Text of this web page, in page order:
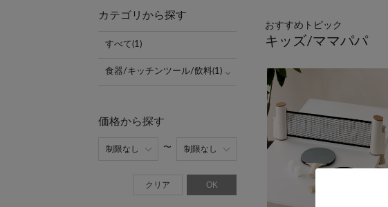
おすすめトピック
キッズ/ママパパ
カテゴリから探す
すべて(1)
食器/キッチンツール/飲料(1)
価格から探す
クリア OK